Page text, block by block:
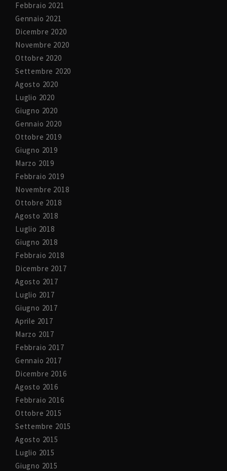
Febbraio 2021
Gennaio 2021
Dicembre 2020
Novembre 2020
Ottobre 2020
Settembre 2020
Agosto 2020
Luglio 2020
Giugno 2020
Gennaio 2020
Ottobre 2019
Giugno 2019
Marzo 2019
Febbraio 2019
Novembre 2018
Ottobre 2018
Agosto 2018
Luglio 2018
Giugno 2018
Febbraio 2018
Dicembre 2017
Agosto 2017
Luglio 2017
Giugno 2017
Aprile 2017
Marzo 2017
Febbraio 2017
Gennaio 2017
Dicembre 2016
Agosto 2016
Febbraio 2016
Ottobre 2015
Settembre 2015
Agosto 2015
Luglio 2015
Giugno 2015